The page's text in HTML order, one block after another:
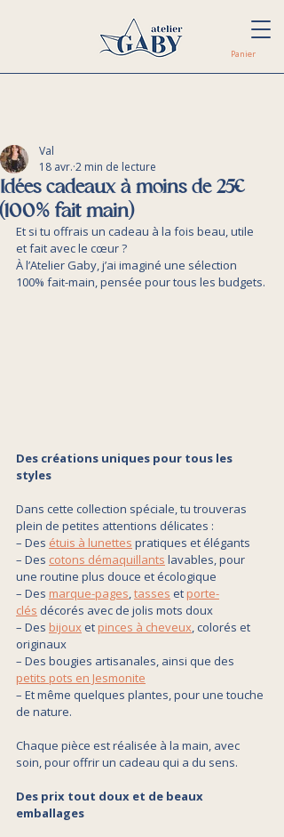
Panier
Idées cadeaux à moins de 25€
(100% fait main)
Val
18 avr. 2 min de lecture
Et si tu offrais un cadeau à la fois beau, utile
et fait avec le cœur ?
À l’Atelier Gaby, j’ai imaginé une sélection
100% fait-main, pensée pour tous les budgets.
Des créations uniques pour tous les
styles
Dans cette collection spéciale, tu trouveras
plein de petites attentions délicates :
– Des étuis à lunettes pratiques et élégants
– Des cotons démaquillants lavables, pour
une routine plus douce et écologique
– Des marque-pages, tasses et porte-
clés décorés avec de jolis mots doux
– Des bijoux et pinces à cheveux, colorés et
originaux
– Des bougies artisanales, ainsi que des
petits pots en Jesmonite
– Et même quelques plantes, pour une touche
de nature.
Chaque pièce est réalisée à la main, avec
soin, pour offrir un cadeau qui a du sens.
Des prix tout doux et de beaux
emballages